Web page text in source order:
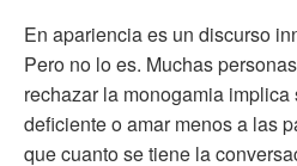
En apariencia es un discurso
Pero no lo es. Muchas
rechazar la monogamia implica
deficiente o amar menos a las
que cuanto se tiene la